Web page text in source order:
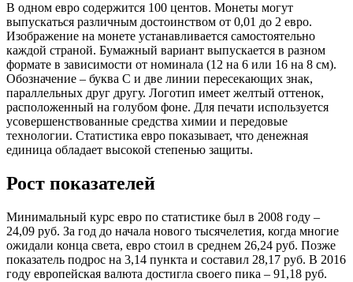
В одном евро содержится 100 центов. Монеты могут
выпускаться различным достоинством от 0,01 до 2 евро.
Изображение на монете устанавливается самостоятельно
каждой страной. Бумажный вариант выпускается в разном
формате в зависимости от номинала (12 на 6 или 16 на 8 см).
Обозначение – буква С и две линии пересекающих знак,
параллельных друг другу. Логотип имеет желтый оттенок,
расположенный на голубом фоне. Для печати используется
усовершенствованные средства химии и передовые
технологии. Статистика евро показывает, что денежная
единица обладает высокой степенью защиты.
Рост показателей
Минимальный курс евро по статистике был в 2008 году –
24,09 руб. За год до начала нового тысячелетия, когда многие
ожидали конца света, евро стоил в среднем 26,24 руб. Позже
показатель подрос на 3,14 пункта и составил 28,17 руб. В 2016
году европейская валюта достигла своего пика – 91,18 руб.